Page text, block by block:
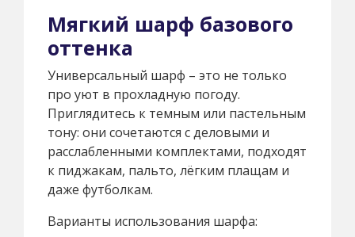
Мягкий шарф базового
оттенка
Универсальный шарф – это не только
про уют в прохладную погоду.
Приглядитесь к темным или пастельным
тону: они сочетаются с деловыми и
расслабленными комплектами, подходят
к пиджакам, пальто, лёгким плащам и
даже футболкам.
Варианты использования шарфа: